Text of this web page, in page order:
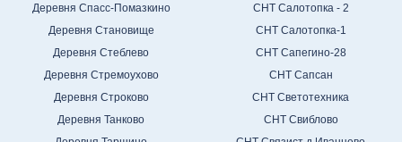
Деревня Спасс-Помазкино
Деревня Становище
Деревня Стеблево
Деревня Стремоухово
Деревня Строково
Деревня Танково
СНТ Салотопка - 2
СНТ Салотопка-1
СНТ Сапегино-28
СНТ Сапсан
СНТ Светотехника
СНТ Свиблово